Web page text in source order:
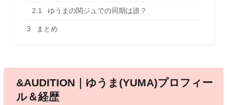
2.1 ゆうまの関ジュでの同期は誰？
3 まとめ
&AUDITION｜ゆうま(YUMA)プロフィー
ル＆経歴